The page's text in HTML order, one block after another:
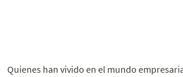
Quienes han vivido en el mundo